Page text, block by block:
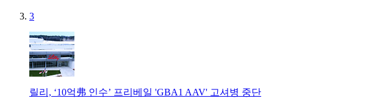
3
릴리, ‘10억弗 인수’ 프리베일 'GBA1 AAV' 고셔병 중단